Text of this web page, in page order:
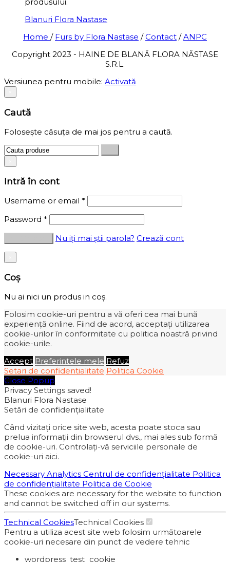
produsului.
Blanuri Flora Nastase
Home / Furs by Flora Nastase /Contact /ANPC
Copyright 2023 - HAINE DE BLANĂ FLORA NĂSTASE
S.R.L.
Versiunea pentru mobile: Activată
Caută
Folosește căsuța de mai jos pentru a caută.
Intră în cont
Username or email *
Password *
Nu iți mai știi parola? Crează cont
Coș
Nu ai nici un produs in coș.
Folosim cookie-uri pentru a vă oferi cea mai bună
experiență online. Fiind de acord, acceptați utilizarea
cookie-urilor în conformitate cu politica noastră privind
cookie-urile.
Accept Preferintele mele Refuz
Setari de confidentialitate Politica Cookie
Close Popup
Privacy Settings saved!
Blanuri Flora Nastase
Setări de confidențialitate
Când vizitați orice site web, acesta poate stoca sau
prelua informații din browserul dvs., mai ales sub formă
de cookie-uri. Controlați-vă serviciile personale de
cookie-uri aici.
Necessary Analytics Centrul de confidențialitate Politica
de confidențialitate Politica de Cookie
These cookies are necessary for the website to function
and cannot be switched off in our systems.
Technical CookiesTechnical Cookies
Pentru a utiliza acest site web folosim următoarele
cookie-uri necesare din punct de vedere tehnic
wordpress_test_cookie